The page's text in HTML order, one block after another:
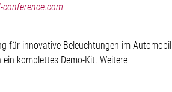
conference.com
für innovative Beleuchtungen im Automobil
komplettes Demo-Kit. Weitere